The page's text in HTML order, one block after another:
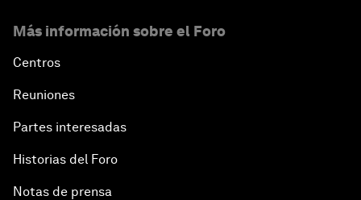
Más información sobre el Foro
Centros
Reuniones
Partes interesadas
Historias del Foro
Notas de prensa